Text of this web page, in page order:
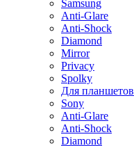
Samsung
Anti-Glare
Anti-Shock
Diamond
Mirror
Privacy
Spolky
Для планшетов
Sony
Anti-Glare
Anti-Shock
Diamond